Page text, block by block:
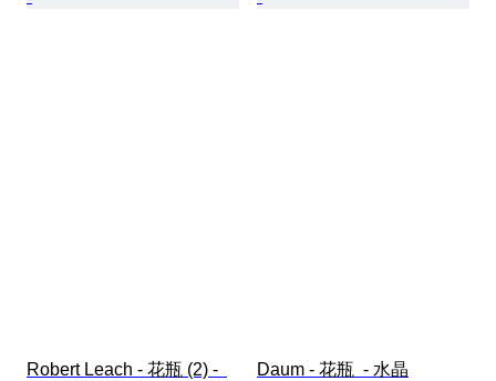
Robert Leach - 花瓶 (2) -
Daum - 花瓶  - 水晶